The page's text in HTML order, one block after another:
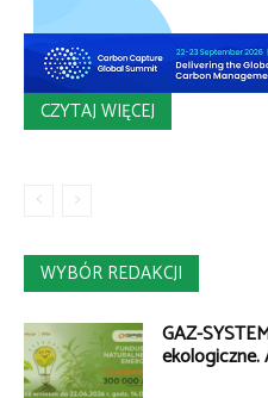
CZYTAJ WIĘCEJ
WYBÓR REDAKCJI
GAZ-
ekologiczne.